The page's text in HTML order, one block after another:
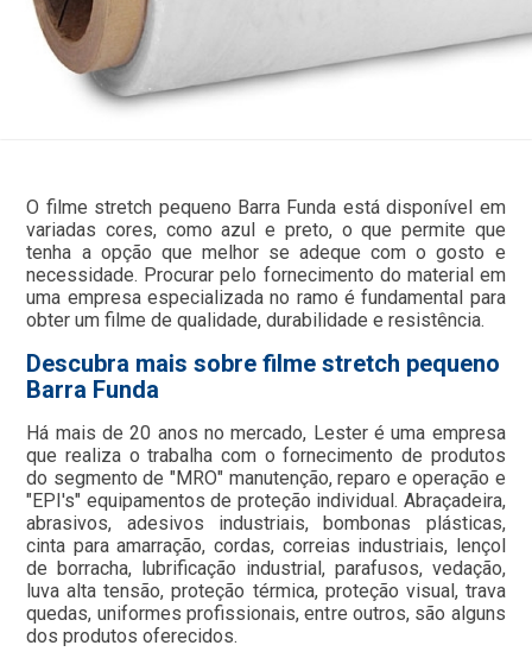
O filme stretch pequeno Barra Funda está disponível em
variadas cores, como azul e preto, o que permite que
tenha a opção que melhor se adeque com o gosto e
necessidade. Procurar pelo fornecimento do material em
uma empresa especializada no ramo é fundamental para
obter um filme de qualidade, durabilidade e resistência.
Descubra mais sobre filme stretch pequeno
Barra Funda
Há mais de 20 anos no mercado, Lester é uma empresa
que realiza o trabalha com o fornecimento de produtos
do segmento de "MRO" manutenção, reparo e operação e
"EPI's" equipamentos de proteção individual. Abraçadeira,
abrasivos, adesivos industriais, bombonas plásticas,
cinta para amarração, cordas, correias industriais, lençol
de borracha, lubrificação industrial, parafusos, vedação,
luva alta tensão, proteção térmica, proteção visual, trava
quedas, uniformes profissionais, entre outros, são alguns
dos produtos oferecidos.